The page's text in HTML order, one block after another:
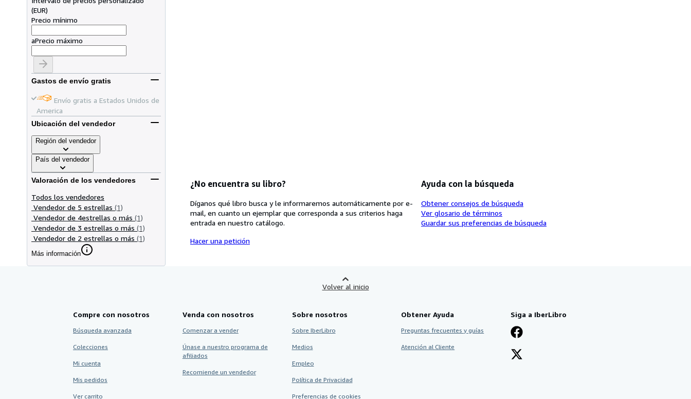
(EUR)
Precio mínimo
aPrecio máximo
Gastos de envío gratis
Envío gratis a Estados Unidos de
America
Ubicación del vendedor
Región del vendedor
País del vendedor
Valoración de los vendedores
Todos los vendedores
Vendedor de 5 estrellas (1)
Vendedor de 4estrellas o más (1)
Vendedor de 3 estrellas o más (1)
Vendedor de 2 estrellas o más (1)
Más información
¿No encuentra su libro?
Díganos qué libro busca y le informaremos automáticamente por e-
mail, en cuanto un ejemplar que corresponda a sus criterios haga
entrada en nuestro catálogo.
Hacer una petición
Ayuda con la búsqueda
Obtener consejos de búsqueda
Ver glosario de términos
Guardar sus preferencias de búsqueda
Volver al inicio
Compre con nosotros
Búsqueda avanzada
Colecciones
Mi cuenta
Mis pedidos
Ver carrito
Venda con nosotros
Comenzar a vender
Únase a nuestro programa de
afiliados
Recomiende un vendedor
Sobre nosotros
Sobre IberLibro
Medios
Empleo
Política de Privacidad
Preferencias de cookies
Obtener Ayuda
Preguntas frecuentes y guías
Atención al Cliente
Siga a IberLibro